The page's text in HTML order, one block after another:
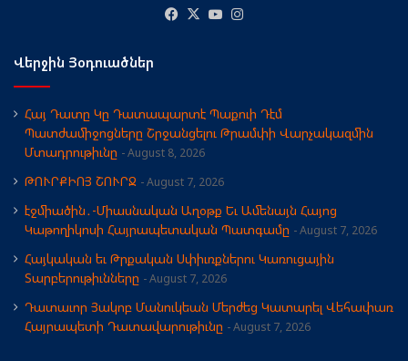
Facebook
X YouTube
Վերջին Յօդուածներ
Հայ Դատը Կը Դատապարտէ Պաքուի Դէմ
Պատժամիջոցները Շրջանցելու Թրամփի Վարչակազմին
Մտադրութիւնը
August 8, 2026
ԹՈՒՐՔԻՈՅ ՇՈՒՐՋ August 7, 2026
էջմիածին․-Միասնական Աղօթք Եւ Ամենայն Հայոց
Կաթողիկոսի Հայրապետական Պատգամը
August 7, 2026
Հայկական եւ Թրքական Սփիւռքներու Կառուցային
Տարբերութիւնները
August 7, 2026
Դատաւոր Յակոբ Մանուկեան Մերժեց Կատարել Վեհափառ
Հայրապետի Դատավարութիւնը
August 7, 2026